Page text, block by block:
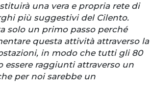
una vera e propria rete di
più suggestivi del Cilento.
solo un primo passo perché
questa attività attraverso la
in modo che tutti gli 80
essere raggiunti attraverso un
per noi sarebbe un